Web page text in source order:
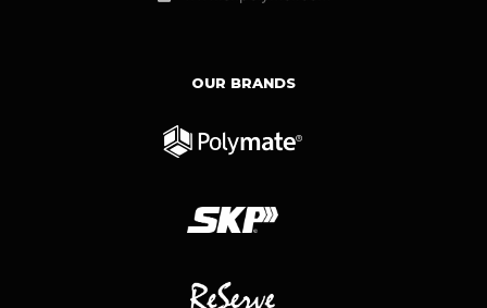
OUR BRANDS